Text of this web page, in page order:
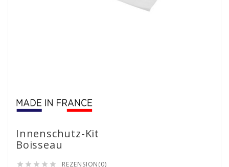
Innenschutz-Kit
Boisseau
     REZENSION(0)